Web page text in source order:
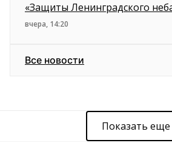
«Защиты Ленинградского
вчера, 14:20
Все новости
Показать еще